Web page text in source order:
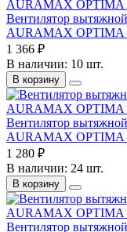
Вентилятор
AURAMAX OPTIMA
1 366 ₽
В наличии: 10 шт.
В корзину
Вентилятор
AURAMAX OPTIMA
1 280 ₽
В наличии: 24 шт.
В корзину
Вентилятор